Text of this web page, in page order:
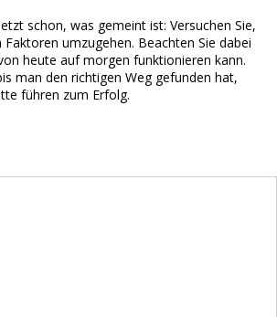
schon, was gemeint ist: Versuchen Sie,
umzugehen. Beachten Sie dabei
heute auf morgen funktionieren kann.
man den richtigen Weg gefunden hat,
führen zum Erfolg.